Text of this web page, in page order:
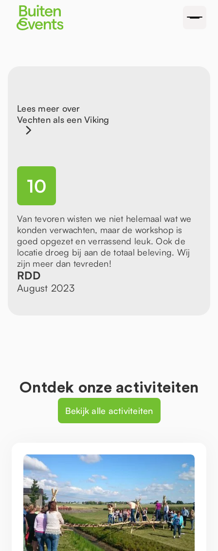
Lees meer over
Vechten als een Viking
10
Van tevoren wisten we niet helemaal wat we
konden verwachten, maar de workshop is
goed opgezet en verrassend leuk. Ook de
locatie droeg bij aan de totaal beleving. Wij
zijn meer dan tevreden!
RDD
August 2023
Ontdek onze activiteiten
Bekijk alle activiteiten